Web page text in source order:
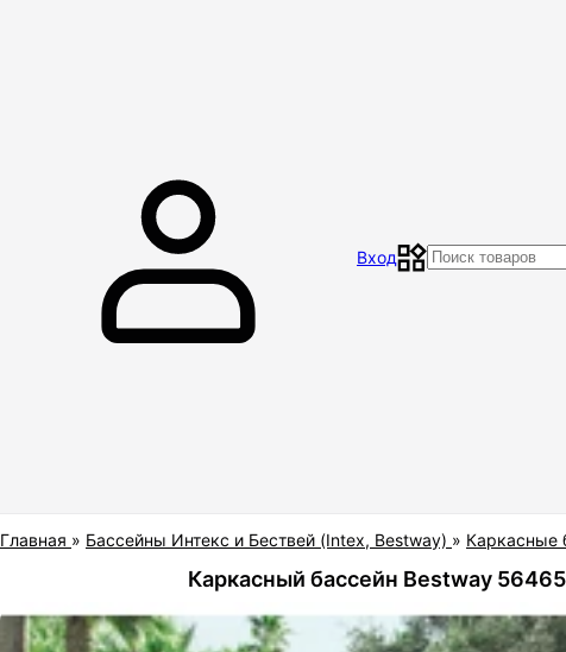
МагазинКонтакты ОтзывыДоставка и оплата
Вход
Главная » Бассейны Интекс и Бествей (Intex, Bestway) » Каркасные
Каркасный бассейн Bestway